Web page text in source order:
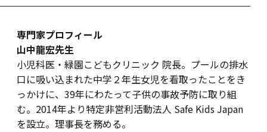
専門家プロフィール
山中龍宏先生
小児科医・緑園こどもクリニック 院長。プールの排水
口に吸い込まれた中学２年生女児を看取ったことをき
っかけに、39年にわたって子供の事故予防に取り組
む。2014年より特定非営利活動法人 Safe Kids Japan
を設立。理事長を務める。